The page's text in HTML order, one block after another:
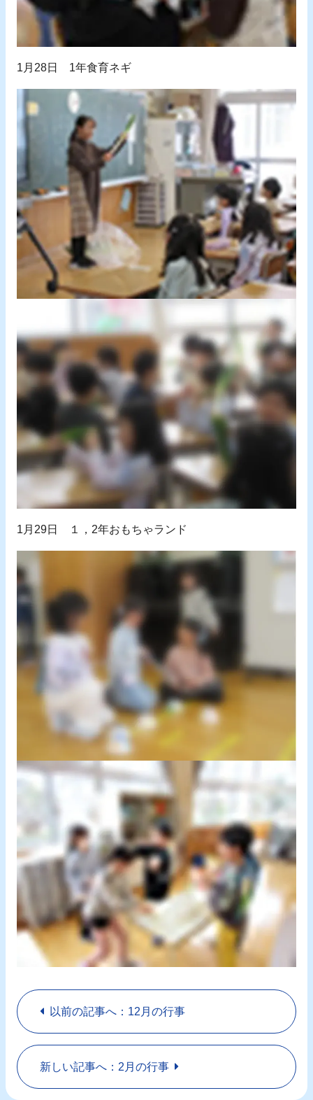
1月28日 1年食育ネギ
1月29日 １，2年おもちゃランド
以前の記事へ：12月の行事
新しい記事へ：2月の行事